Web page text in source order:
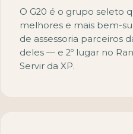
O G20 é o grupo seleto
melhores e mais bem-
de assessoria parceiros
deles — e 2º lugar no
Servir da XP.